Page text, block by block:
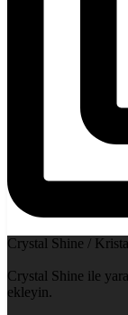
Crystal Shine /
Crystal Shine ile
ekleyin.